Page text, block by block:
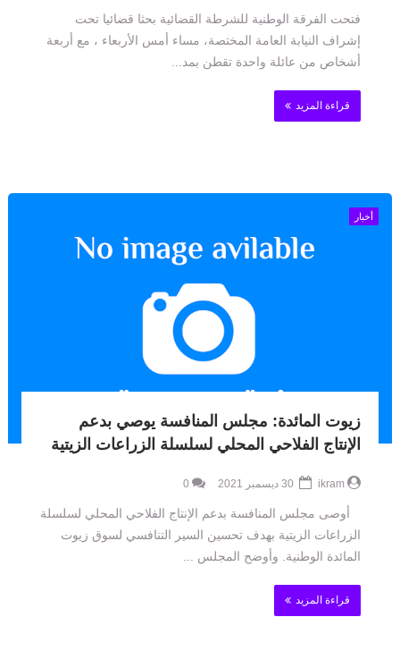
فتحت الفرقة الوطنية للشرطة القضائية بحثا قضائيا تحت
إشراف النيابة العامة المختصة، مساء أمس الأربعاء ، مع أربعة
أشخاص من عائلة واحدة تقطن بمد...
قراءة المزيد
أخبار
زيوت المائدة: مجلس المنافسة يوصي بدعم
الإنتاج الفلاحي المحلي لسلسلة الزراعات الزيتية
ikram
0
أوصى مجلس المنافسة بدعم الإنتاج الفلاحي المحلي لسلسلة
الزراعات الزيتية بهدف تحسين السير التنافسي لسوق زيوت
المائدة الوطنية. وأوضح المجلس ...
قراءة المزيد